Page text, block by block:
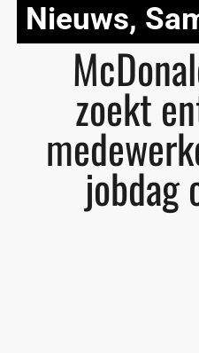
Nieuws,
zoekt
jobdag